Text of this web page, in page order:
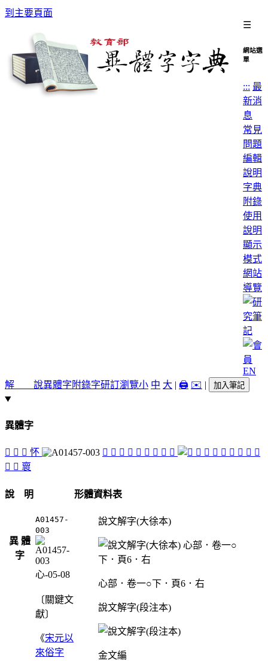
到主要頁面
☰
網站選
單
::: 最
新消
息
常見
問題
編輯
說明
字典
附錄
使用
說明
顯示
模式
網站
導覽
EN
解 說異體字 附錄字研訂瀏覽小 中 大 | 🖨️ ✉️ | 加入筆記
異體字
󲇟 󲇝 󲇣 怀 󲇔 󲇗 󲇑 󲇓 󲇢 󲇐 󲇡 󲇠 󲇚 󲇜 󲇞 󲇖 󲇎 󲇏 󲇒 󲇕 󲇘
󲇙 󲇛 褱
說 明
異 體
字
A01457-
003
心-05-08
〔關鍵文
獻〕
《宋元以
來俗字
形體資料表
說文解字(大徐本)
心部．卷一○下．頁6．右
說文解字(段注本)
金文編